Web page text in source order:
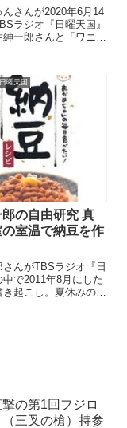
さんが2020年6月14
ラジオ『日曜天国』
紳一郎さんと「ワニブ
にお話を聞いていま
マイブーム、おしま
グッズ」です...
曜天国
の自由研究 真
室温で納豆を作
んがTBSラジオ『日
で2011年8月にした
き起こし。夏休みの自
の第1回フジロ
三叉の槍）持参